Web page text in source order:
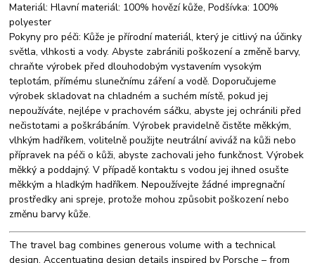
Materiál: Hlavní materiál: 100% hovězí kůže, Podšívka: 100%
polyester
Pokyny pro péči: Kůže je přírodní materiál, který je citlivý na účinky
světla, vlhkosti a vody. Abyste zabránili poškození a změně barvy,
chraňte výrobek před dlouhodobým vystavením vysokým
teplotám, přímému slunečnímu záření a vodě. Doporučujeme
výrobek skladovat na chladném a suchém místě, pokud jej
nepoužíváte, nejlépe v prachovém sáčku, abyste jej ochránili před
nečistotami a poškrábáním. Výrobek pravidelně čistěte měkkým,
vlhkým hadříkem, volitelně použijte neutrální aviváž na kůži nebo
přípravek na péči o kůži, abyste zachovali jeho funkčnost. Výrobek
měkký a poddajný. V případě kontaktu s vodou jej ihned osušte
měkkým a hladkým hadříkem. Nepoužívejte žádné impregnační
prostředky ani spreje, protože mohou způsobit poškození nebo
změnu barvy kůže.
The travel bag combines generous volume with a technical
design. Accentuating design details inspired by Porsche – from